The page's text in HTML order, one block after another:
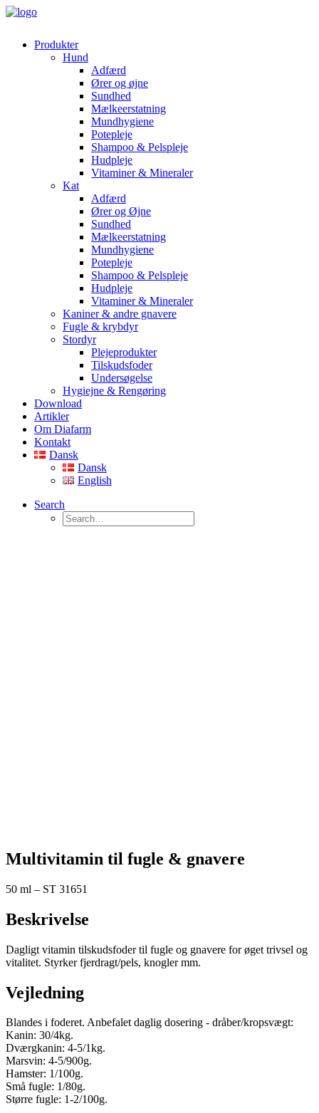
Produkter
Hund
Adfærd
Ører og øjne
Sundhed
Mælkeerstatning
Mundhygiene
Potepleje
Shampoo & Pelspleje
Hudpleje
Vitaminer & Mineraler
Kat
Adfærd
Ører og Øjne
Sundhed
Mælkeerstatning
Mundhygiene
Potepleje
Shampoo & Pelspleje
Hudpleje
Vitaminer & Mineraler
Kaniner & andre gnavere
Fugle & krybdyr
Stordyr
Plejeprodukter
Tilskudsfoder
Undersøgelse
Hygiejne & Rengøring
Download
Artikler
Om Diafarm
Kontakt
Dansk
Dansk
English
Search
Multivitamin til fugle & gnavere
50 ml – ST 31651
Beskrivelse
Dagligt vitamin tilskudsfoder til fugle og gnavere for øget trivsel og
vitalitet. Styrker fjerdragt/pels, knogler mm.
Vejledning
Blandes i foderet. Anbefalet daglig dosering - dråber/kropsvægt:
Kanin: 30/4kg.
Dværgkanin: 4-5/1kg.
Marsvin: 4-5/900g.
Hamster: 1/100g.
Små fugle: 1/80g.
Større fugle: 1-2/100g.